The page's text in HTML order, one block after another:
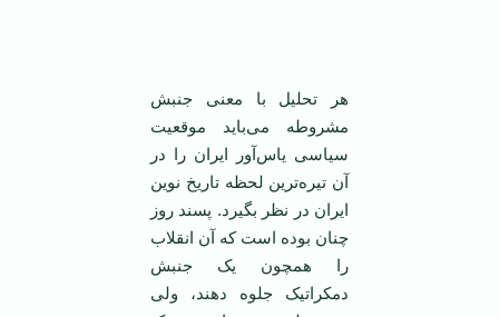
هر تحلیل با معنی جنبش
مشروطه می‌باید موقعیت
سیاسی یاس‌آور ایران را در
آن تیره‌ترین لحظه تاریخ نوین
ایران در نظر بگیرد. پسند روز
چنان بوده است که آن انقلاب
را همچون یک جنبش
دمکراتیک جلوه دهند، ولی